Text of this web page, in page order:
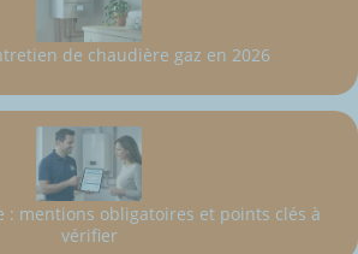
de chaudière gaz en 2026
: mentions obligatoires et points clés à
vérifier